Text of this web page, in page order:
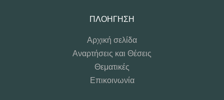
ΠΛΟΉΓΗΣΗ
Αρχική σελίδα
Αναρτήσεις και Θέσεις
Θεματικές
Επικοινωνία